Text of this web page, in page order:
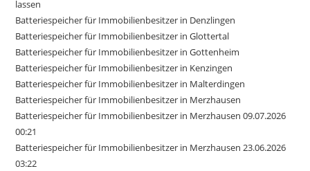
lassen
Batteriespeicher für Immobilienbesitzer in Denzlingen
Batteriespeicher für Immobilienbesitzer in Glottertal
Batteriespeicher für Immobilienbesitzer in Gottenheim
Batteriespeicher für Immobilienbesitzer in Kenzingen
Batteriespeicher für Immobilienbesitzer in Malterdingen
Batteriespeicher für Immobilienbesitzer in Merzhausen
Batteriespeicher für Immobilienbesitzer in Merzhausen 09.07.2026
00:21
Batteriespeicher für Immobilienbesitzer in Merzhausen 23.06.2026
03:22